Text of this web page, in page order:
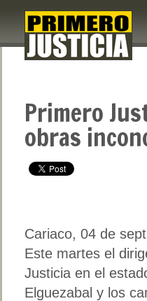
Primero
obras
Cariaco, 04 de
Este martes el
Justicia en el
Elguezabal y los